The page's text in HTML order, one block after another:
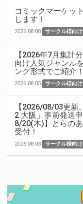
コミックマーケッ
します！
2026.08.08 サークル様向け
【2026年7月集計
向け人気ジャンル
ング形式でご紹介！
2026.08.05 サークル様向け
【2026/08/03更新
2 大阪」事前発送
8/20(木)】とらの
受付！
2026.08.03 サークル様向け